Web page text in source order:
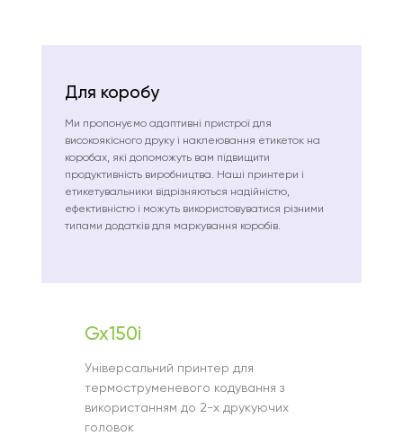
Для коробу
Ми пропонуємо адаптивні пристрої для
високоякісного друку і наклеювання етикеток на
коробах, які допоможуть вам підвищити
продуктивність виробництва. Наші принтери і
етикетувальники відрізняються надійністю,
ефективністю і можуть використовуватися різними
типами додатків для маркування коробів.
Gx150i
Універсальний принтер для
термоструменевого кодування з
використанням до 2-х друкуючих
головок